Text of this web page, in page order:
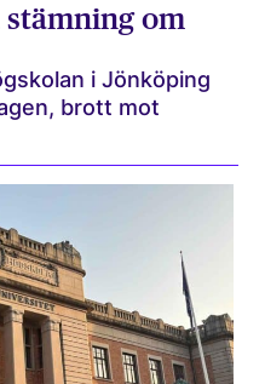
om
i Jönköping
brott mot